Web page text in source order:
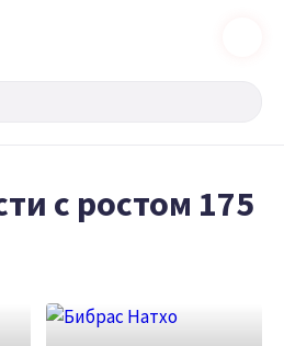
с ростом 175